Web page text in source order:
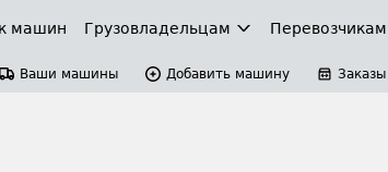
машин Грузовладельцам Перевозчикам
Ваши машины Добавить машину Заказы